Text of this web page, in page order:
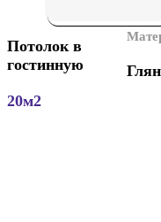
Потолок в
гостинную
20м2